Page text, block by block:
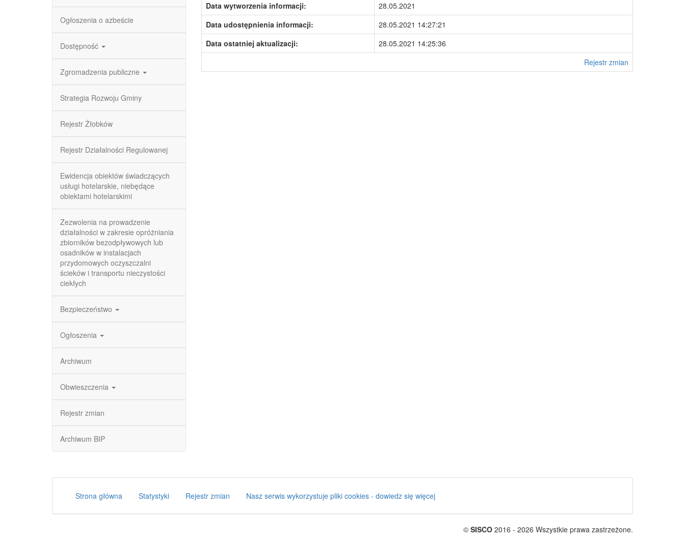
Ogłoszenia o azbeście
Dostępność
Zgromadzenia publiczne
Strategia Rozwoju Gminy
Rejestr Żłobków
Rejestr Działalności Regulowanej
Ewidencja obiektów świadczących
usługi hotelarskie, niebędące
obiektami hotelarskimi
Zezwolenia na prowadzenie
działalności w zakresie opróżniania
zbiorników bezodpływowych lub
osadników w instalacjach
przydomowych oczyszczalni
ścieków i transportu nieczystości
ciekłych
Bezpieczeństwo
Ogłoszenia
Archiwum
Obwieszczenia
Rejestr zmian
Archiwum BIP
Data wytworzenia informacji:
28.05.2021
Data udostępnienia informacji:
28.05.2021 14:27:21
Data ostatniej aktualizacji:
28.05.2021 14:25:36
Rejestr zmian
Strona główna Statystyki Rejestr zmian Nasz serwis wykorzystuje pliki cookies - dowiedz się więcej
© SISCO 2016 - 2026 Wszystkie prawa zastrzeżone.